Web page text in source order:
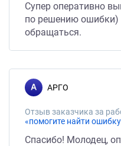
Супер оперативно
по решению ошибки)
обращаться.
АРГО
Отзыв заказчика за
Спасибо! Молодец,